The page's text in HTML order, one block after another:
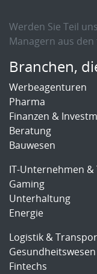
Werden Sie Teil
Managern aus
Branchen,
Werbeagenturen
Pharma
Finanzen &
Beratung
Bauwesen
IT-Unternehmen &
Gaming
Unterhaltung
Energie
Logistik &
Gesundheitswesen
Fintechs